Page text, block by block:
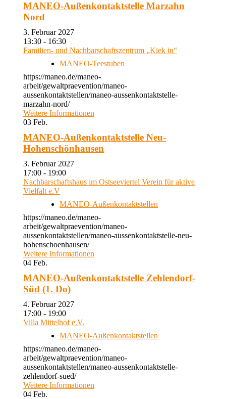
MANEO-Außenkontaktstelle Marzahn
Nord
3. Februar 2027
13:30 - 16:30
Familien- und Nachbarschaftszentrum „Kiek in“
MANEO-Teestuben
https://maneo.de/maneo-
arbeit/gewaltpraevention/maneo-
aussenkontaktstellen/maneo-aussenkontaktstelle-
marzahn-nord/
Weitere Informationen
03 Feb.
MANEO-Außenkontaktstelle Neu-
Hohenschönhausen
3. Februar 2027
17:00 - 19:00
Nachbarschaftshaus im Ostseeviertel Verein für aktive
Vielfalt e.V
MANEO-Außenkontaktstellen
https://maneo.de/maneo-
arbeit/gewaltpraevention/maneo-
aussenkontaktstellen/maneo-aussenkontaktstelle-neu-
hohenschoenhausen/
Weitere Informationen
04 Feb.
MANEO-Außenkontaktstelle Zehlendorf-
Süd (1. Do)
4. Februar 2027
17:00 - 19:00
Villa Mittelhof e.V.
MANEO-Außenkontaktstellen
https://maneo.de/maneo-
arbeit/gewaltpraevention/maneo-
aussenkontaktstellen/maneo-aussenkontaktstelle-
zehlendorf-sued/
Weitere Informationen
04 Feb.